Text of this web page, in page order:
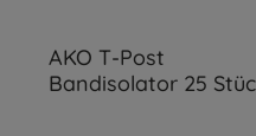
AKO T-Post
Bandisolator 25